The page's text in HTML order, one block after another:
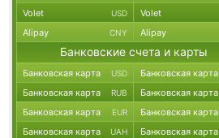
Volet USD Volet
Alipay CNY Alipay
Банковские счета и карты
Банковская карта USD Банковская карта
Банковская карта RUB Банковская карта
Банковская карта EUR Банковская карта
Банковская карта UAH Банковская карта